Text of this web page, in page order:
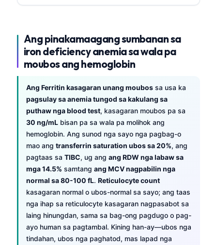
Ang pinakamaagang sumbanan sa
iron deficiency anemia sa wala pa
moubos ang hemoglobin
Ang Ferritin kasagaran unang moubos sa usa ka
pagsulay sa anemia tungod sa kakulang sa
puthaw nga blood test, kasagaran moubos pa sa
30 ng/mL bisan pa sa wala pa molihok ang
hemoglobin. Ang sunod nga sayo nga pagbag-o
mao ang transferrin saturation ubos sa 20%, ang
pagtaas sa TIBC, ug ang ang RDW nga labaw sa
mga 14.5% samtang ang MCV nagpabilin nga
normal sa 80-100 fL. Reticulocyte count
kasagaran normal o ubos-normal sa sayo; ang taas
nga ihap sa reticulocyte kasagaran nagpasabot sa
laing hinungdan, sama sa bag-ong pagdugo o pag-
ayo human sa pagtambal. Kining han-ay—ubos nga
tindahan, ubos nga paghatod, mas lapad nga